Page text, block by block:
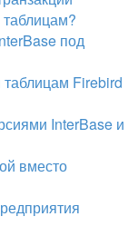
под
Firebird
InterBase и
вместо